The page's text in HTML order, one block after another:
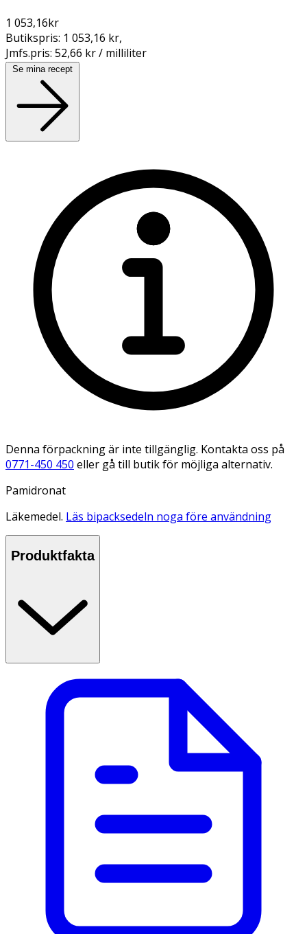
1 053,16kr
Butikspris: 1 053,16 kr,
Jmfs.pris: 52,66 kr / milliliter
Se mina recept
Denna förpackning är inte tillgänglig. Kontakta oss på
0771-450 450 eller gå till butik för möjliga alternativ.
Pamidronat
Läkemedel. Läs bipacksedeln noga före användning
Produktfakta